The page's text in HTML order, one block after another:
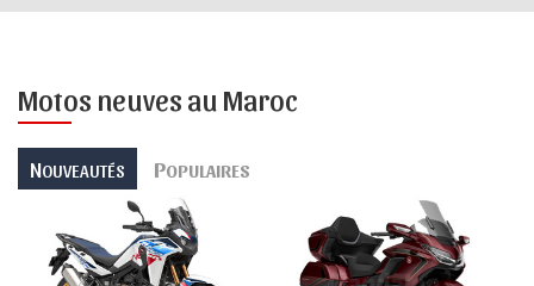
Motos neuves au Maroc
NOUVEAUTÉS POPULAIRES